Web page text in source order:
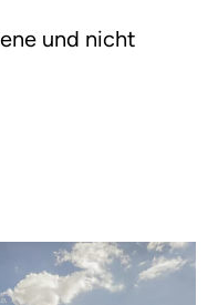
und nicht